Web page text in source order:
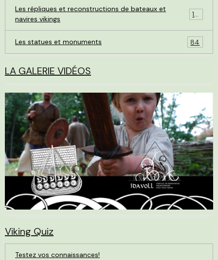
Les répliques et reconstructions de bateaux et
navires vikings
119
Les statues et monuments 84
LA GALERIE VIDÉOS
Viking Quiz
Testez vos connaissances!